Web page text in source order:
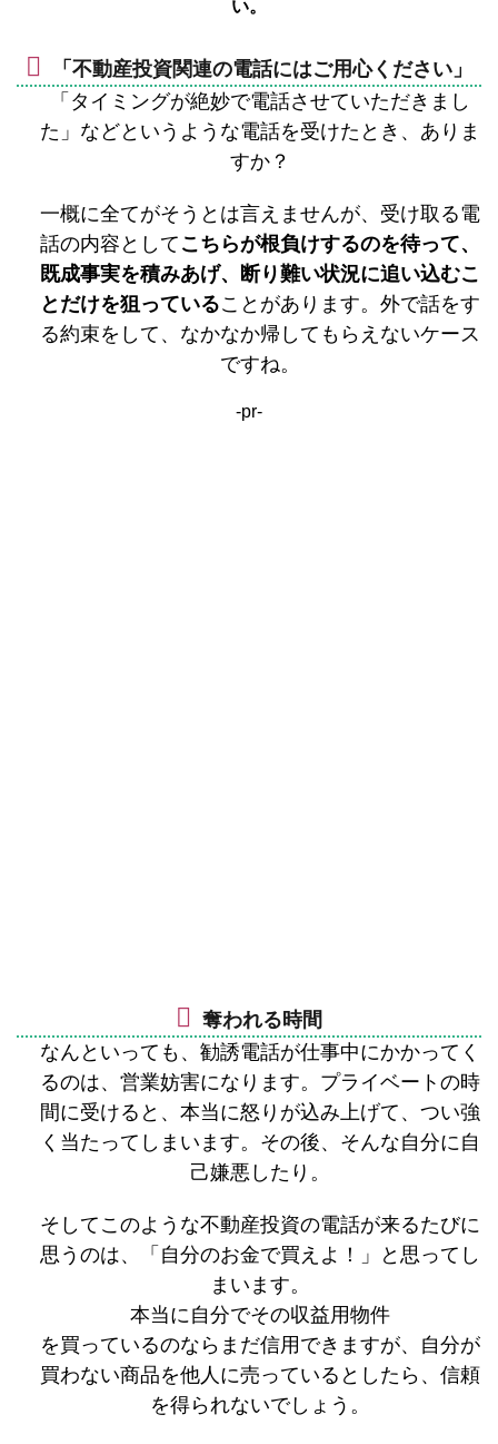
い。
「不動産投資関連の電話にはご用心ください」
「タイミングが絶妙で電話させていただきまし
た」などというような電話を受けたとき、ありま
すか？
一概に全てがそうとは言えませんが、受け取る電
話の内容として こちらが根負けするのを待って、
既成事実を積みあげ、断り難い状況に追い込むこ
とだけを狙っていることがあります。外で話をす
る約束をして、なかなか帰してもらえないケース
ですね。
-pr-
奪われる時間
なんといっても、勧誘電話が仕事中にかかってく
るのは、営業妨害になります。プライベートの時
間に受けると、本当に怒りが込み上げて、つい強
く当たってしまいます。その後、そんな自分に自
己嫌悪したり。
そしてこのような不動産投資の電話が来るたびに
思うのは、「自分のお金で買えよ！」と思ってし
まいます。
本当に自分でその収益用物件
を買っているのならまだ信用できますが、自分が
買わない商品を他人に売っているとしたら、信頼
を得られないでしょう。